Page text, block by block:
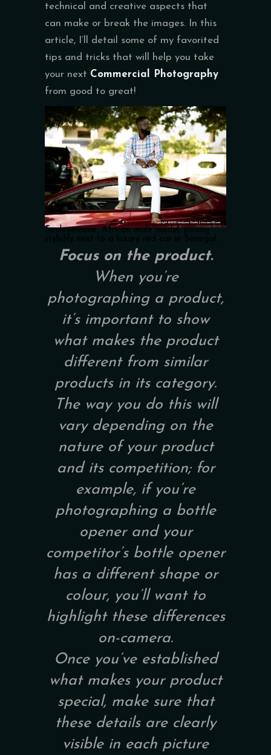
technical and creative aspects that
can make or break the images. In this
article, I’ll detail some of my favorited
tips and tricks that will help you take
your next Commercial Photography
from good to great!
Souleyemane, African male model, posing
Focus on the product.
When you’re
photographing a product,
it’s important to show
what makes the product
different from similar
products in its category.
The way you do this will
vary depending on the
nature of your product
and its competition; for
example, if you’re
photographing a bottle
opener and your
competitor’s bottle opener
has a different shape or
colour, you’ll want to
highlight these differences
on-camera.
Once you’ve established
what makes your product
special, make sure that
these details are clearly
visible in each picture